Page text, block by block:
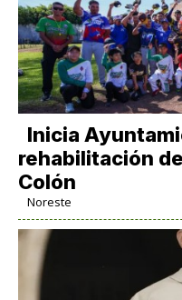
Inicia
rehabilitación
Colón
Noreste